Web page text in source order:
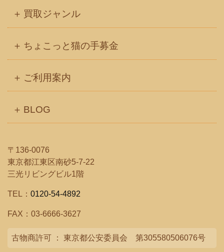
買取ジャンル
ちょこっと猫の手募金
ご利用案内
BLOG
〒136-0076
東京都江東区南砂5-7-22
三光リビングビル1階
TEL： 0120-54-4892
FAX：03-6666-3627
古物商許可 ： 東京都公安委員会 第305580506076号